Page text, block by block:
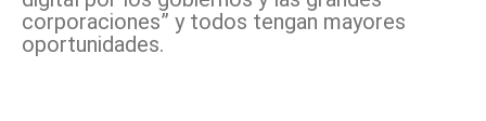
corporaciones” y todos tengan mayores
oportunidades.